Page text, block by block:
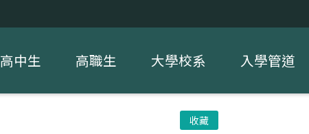
高中生 高職生 大學校系 入學管道
收藏